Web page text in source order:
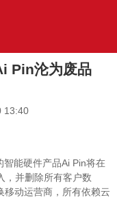
Pin沦为废品
13:40
能硬件产品Ai Pin将在
，并删除所有客户数
移动运营商，所有依赖云